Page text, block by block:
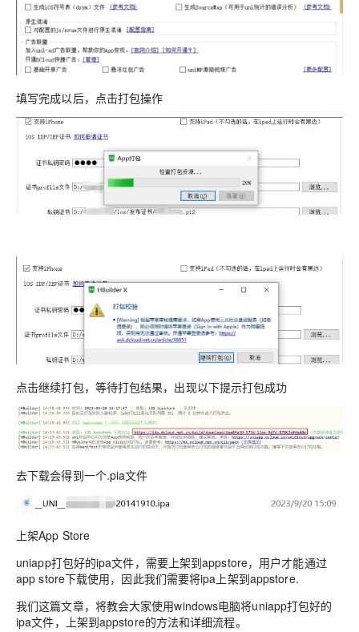
填写完成以后，点击打包操作
点击继续打包，等待打包结果，出现以下提示打包成功
去下载会得到一个.pia文件
上架App Store
uniapp打包好的ipa文件，需要上架到appstore，用户才能通过
app store下载使用，因此我们需要将ipa上架到appstore.
我们这篇文章，将教会大家使用windows电脑将uniapp打包好的
ipa文件，上架到appstore的方法和详细流程。